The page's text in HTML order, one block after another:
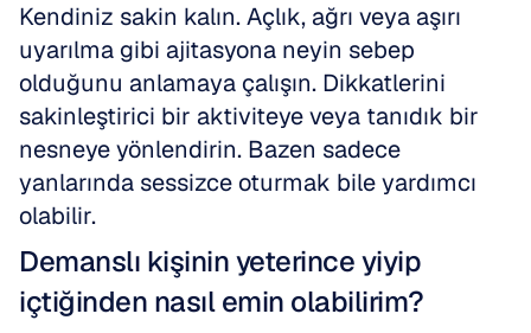
Kendiniz sakin kalın. Açlık, ağrı veya aşırı
uyarılma gibi ajitasyona neyin sebep
olduğunu anlamaya çalışın. Dikkatlerini
sakinleştirici bir aktiviteye veya tanıdık bir
nesneye yönlendirin. Bazen sadece
yanlarında sessizce oturmak bile yardımcı
olabilir.
Demanslı kişinin yeterince yiyip
içtiğinden nasıl emin olabilirim?